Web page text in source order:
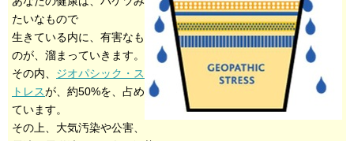
たいなもので
生きている内に、有害なも
のが、溜まっていきます。
その内、 ジオパシック・ス
トレスが、約50%を、占め
ています。
その上、大気汚染や公害、